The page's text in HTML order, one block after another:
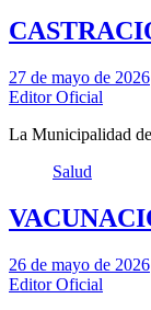
27 de mayo de 2026
Editor Oficial
La Municipalidad
Salud
26 de mayo de 2026
Editor Oficial